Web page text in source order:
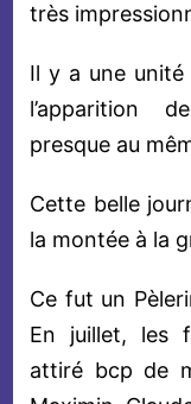
très
Il y a une unité
l’apparition
presque au
Cette belle
la montée à la
Ce fut un
En juillet, les
attiré bcp de